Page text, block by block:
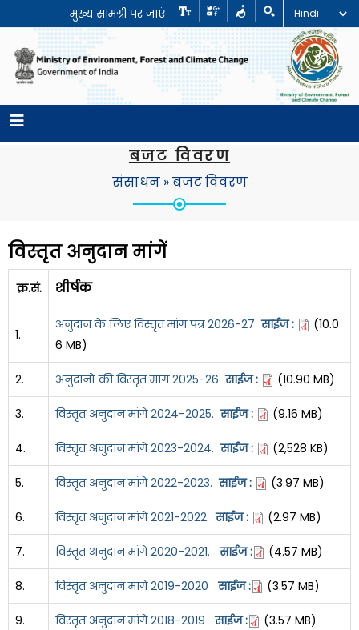
मुख्य सामग्री पर जाएं
बजट विवरण
संसाधन»बजट विवरण
विस्तृत अनुदान मांगें
क्र.सं. शीर्षक
1.
अनुदान के लिए विस्तृत मांग पत्र 2026-27 साईज :
(10.0
6 MB)
2. अनुदानों की विस्तृत मांग 2025-26 साईज : (10.90 MB)
3. विस्तृत अनुदान मांगें 2024-2025. साईज : (9.16 MB)
4. विस्तृत अनुदान मांगें 2023-2024. साईज : (2,528 KB)
5. विस्तृत अनुदान मांगें 2022-2023. साईज : (3.97 MB)
6. विस्तृत अनुदान मांगें 2021-2022. साईज : (2.97 MB)
7. विस्तृत अनुदान मांगें 2020-2021. साईज : (4.57 MB)
8. विस्तृत अनुदान मांगें 2019-2020 साईज : (3.57 MB)
9. विस्तृत अनुदान मांगें 2018-2019 साईज : (3.57 MB)